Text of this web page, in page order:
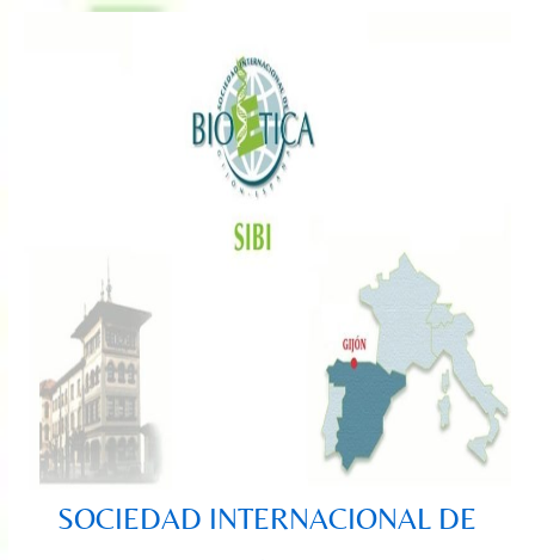
SOCIEDAD INTERNACIONAL DE